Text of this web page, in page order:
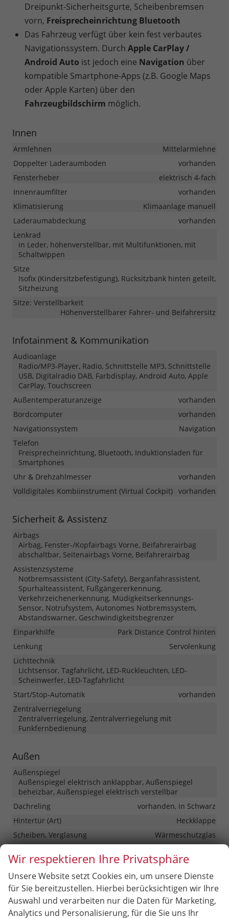
Dreipunkt-Sicherheitsgurte, Scheibenbremsen
vorn, Freisprecheinrichtung Bluetooth
Das Fahrzeug verfügt über kein fest verbautes
Navigationssystem. Durch Apple CarPlay /
Android Auto ist jedoch eine Navigation über
kompatible Smartphone-Apps (z.B. Google Maps
oder Apple Karten) über den
Fahrzeugbildschirm möglich.
Innen
Armlehnen
Mittelarmlehne
Doppelter Laderaumboden
vorhanden
Fensterheber
elektrisch 4-fach
Innenraumfilter
vorhanden
Klimatisierung
Klimaanlage manuell
Laderaumabdeckung
vorhanden
Lenkrad
in Leder, höhenverstellbar, mit Multifunktionen, mit
Schaltwippen
Sitze
Isofix (Kindersitzbefestigung), Rücksitzbank hinten geteilt,
Sitzheizung
Sitze: Verstellbarkeit
Höhenverstellbarer Fahrer- und Beifahrersitz
Infotainment & Kommunikation
Audioanlage
Radio/MP3-Player, Radio, Schnittstelle MP3, Schnittstelle
USB, Digitalradio DAB, Farbdisplay, Android Auto, Apple
CarPlay, Touchscreen
Außentemperaturanzeige
vorhanden
Bordcomputer
vorhanden
Navigationssystem
Navigation
Telefon
Freisprecheinrichtung, Bluetooth, Induktionsladen für
Smartphones
Uhr & Drehzahlmesser
vorhanden
Volldigitales Kombiinstrument (Virtual Cockpit) vorhanden
Sicherheit & Assistenz
Airbags
Airbag, Fenster-/Kopfairbags Vorne, Beifahrerairbag
abschaltbar, Seitenairbags Vorne, Beifahrerairbag
Assistenzsysteme
Notbremsassistent (City-Safety), Berganfahrassistent,
Spurhalteassistent, Fußgängererkennung,
Verkehrzeichenerkennung, Müdigkeitserkennungs-
Sensor, Notrufsystem, Autonomes Notbremssystem,
Abstandswarner, Geschwindigkeitsbegrenzer
Einparkhilfe
Park Distance Control hinten
Lenkung
Servolenkung
Lichttechnik
Lichtsensor, Tagfahrlicht, LED-Rückleuchten, LED-
Scheinwerfer, LED-Tagfahrlicht
Start/Stop-Automatik
vorhanden
Zentralverriegelung
Zentralverriegelung, Zentralverriegelung mit
Funkfernbedienung
Außen
Außenspiegel
Außenspiegel elektrisch anklappbar, Außenspiegel
beheizbar, Außenspiegel elektrisch verstellbar
Dachreling
vorhanden, in Schwarz
Hintertür (Art)
Heckklappe
Scheiben, Verglasung
Wärmeschutzglas
Räder & Technik
Antriebsachse
Frontantrieb
Fahrwerk- und Regelungssysteme
Antiblockiersystem (ABS), Antischlupfregelung (ASR),
Elektronisches Stabilitäts-Programm (ESP),
Wir respektieren Ihre Privatsphäre
Unsere Website setzt Cookies ein, um unsere Dienste
für Sie bereitzustellen. Hierbei berücksichtigen wir Ihre
Auswahl und verarbeiten nur die Daten für Marketing,
Analytics und Personalisierung, für die Sie uns Ihr